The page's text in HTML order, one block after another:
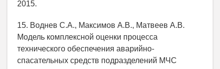
2015.
15. Воднев С.А., Максимов А.В., Матвеев А.В.
Модель комплексной оценки процесса
технического обеспечения аварийно-
спасательных средств подразделений МЧС